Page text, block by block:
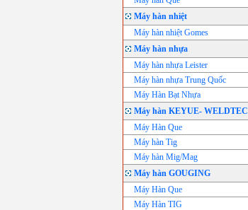
Máy hàn nhiệt
Máy hàn nhiệt Gomes
Máy hàn nhựa
Máy hàn nhựa Leister
Máy hàn nhựa Trung Quốc
Máy Hàn Bạt Nhựa
Máy hàn KEYUE- WELDTEC
Máy Hàn Que
Máy hàn Tig
Máy hàn Mig/Mag
Máy hàn GOUGING
Máy Hàn Que
Máy Hàn TIG